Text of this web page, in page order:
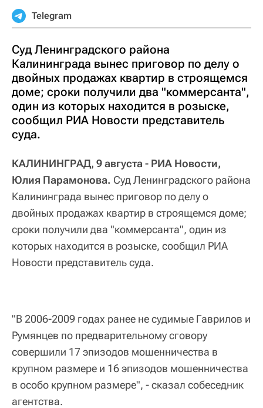
Telegram
Суд Ленинградского района
Калининграда вынес приговор по делу о
двойных продажах квартир в строящемся
доме; сроки получили два "коммерсанта",
один из которых находится в розыске,
сообщил РИА Новости представитель
суда.
КАЛИНИНГРАД, 9 августа - РИА Новости,
Юлия Парамонова. Суд Ленинградского района
Калининграда вынес приговор по делу о
двойных продажах квартир в строящемся доме;
сроки получили два "коммерсанта", один из
которых находится в розыске, сообщил РИА
Новости представитель суда.
"В 2006-2009 годах ранее не судимые Гаврилов и
Румянцев по предварительному сговору
совершили 17 эпизодов мошенничества в
крупном размере и 16 эпизодов мошенничества
в особо крупном размере", - сказал собеседник
агентства.